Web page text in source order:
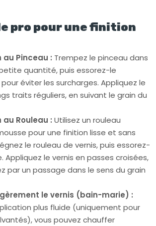
pro pour une finition
Pinceau : Trempez le pinceau dans
quantité, puis essorez-le
éviter les surcharges. Appliquez le
traits réguliers, en suivant le grain du
Rouleau : Utilisez un rouleau
pour une finition lisse et sans
le rouleau de vernis, puis essorez-
Appliquez le vernis en passes croisées,
par un passage dans le sens du grain
le vernis (bain-marie) :
plus fluide (uniquement pour
vous pouvez chauffer